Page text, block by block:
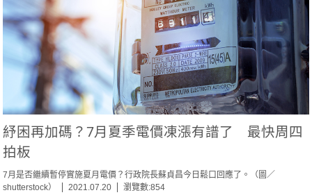
紓困再加碼？7月夏季電價凍漲有譜了 最快周四
拍板
7月是否繼續暫停實施夏月電價？行政院長蘇貞昌今日鬆口回應了。（圖／
shutterstock）
2021.07.20 瀏覽數:854